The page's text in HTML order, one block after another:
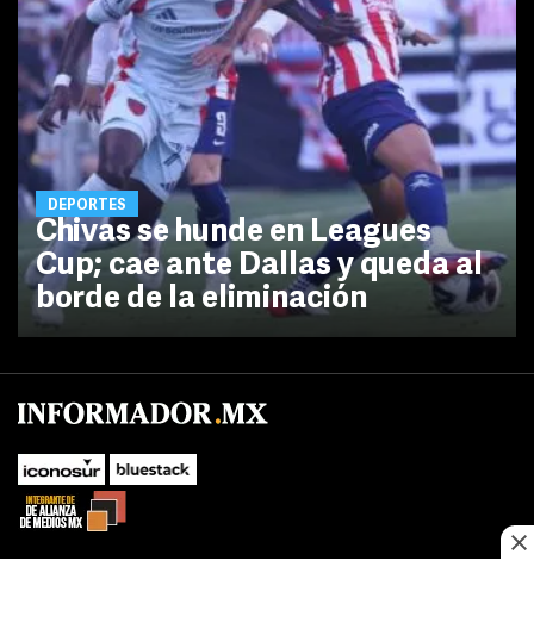
DEPORTES
Chivas se hunde en Leagues
Cup; cae ante Dallas y queda al
borde de la eliminación